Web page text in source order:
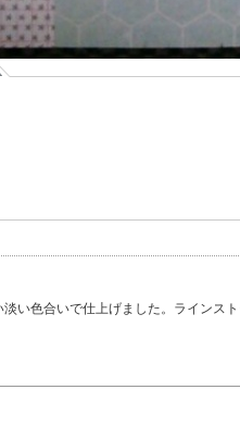
い色合いで仕上げました。ラインス